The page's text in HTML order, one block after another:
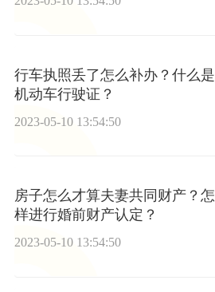
行车执照丢了怎么补办？什么是
机动车行驶证？
2023-05-10 13:54:50
房子怎么才算夫妻共同财产？怎
样进行婚前财产认定？
2023-05-10 13:54:50